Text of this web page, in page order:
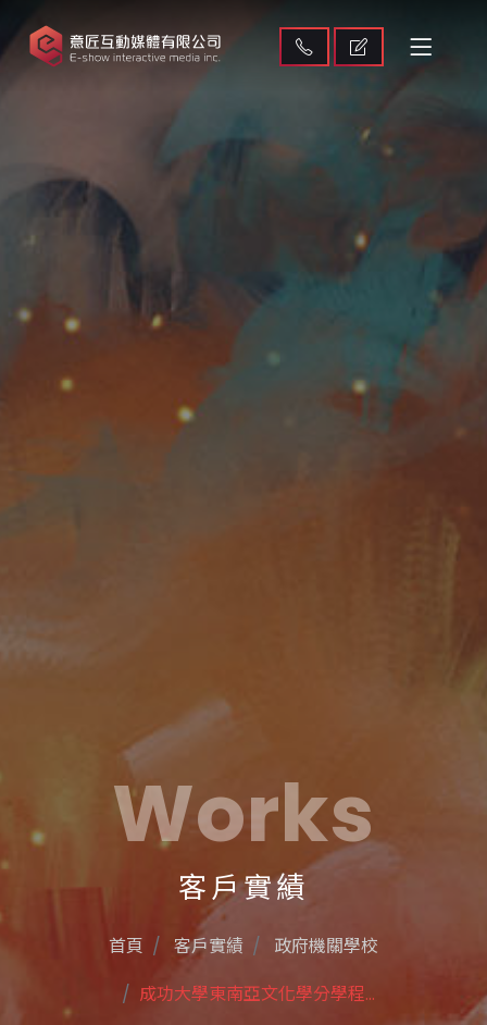
Works
客戶實績
首頁 客戶實績
政府機關學校
成功大學東南亞文化學分學程...